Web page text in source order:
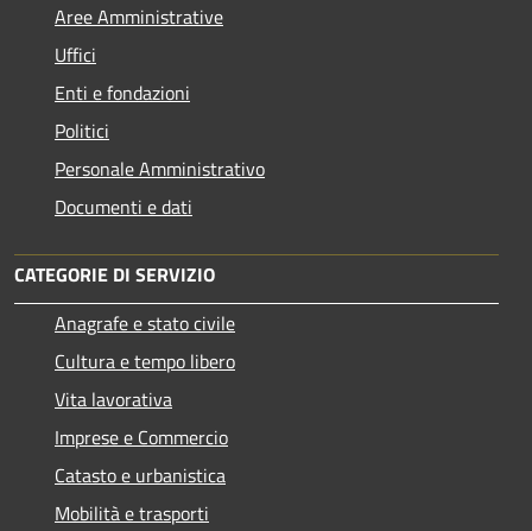
Aree Amministrative
Uffici
Enti e fondazioni
Politici
Personale Amministrativo
Documenti e dati
CATEGORIE DI SERVIZIO
Anagrafe e stato civile
Cultura e tempo libero
Vita lavorativa
Imprese e Commercio
Catasto e urbanistica
Mobilità e trasporti